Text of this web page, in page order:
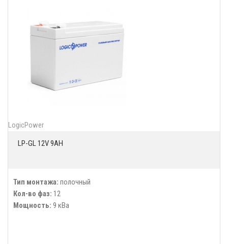
LogicPower
LP-GL 12V 9AH
Тип монтажа: полочный
Кол-во фаз: 12
Мощность: 9 кВа